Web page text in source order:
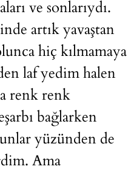
ve sonlarıydı.
artık yavaştan
hiç kılmamaya
laf yedim halen
renk renk
bağlarken
yüzünden de
Ama